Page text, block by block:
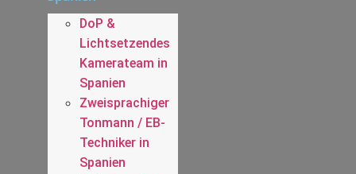
DoP &
Lichtsetzendes
Kamerateam in
Spanien
Zweisprachiger
Tonmann / EB-
Techniker in
Spanien